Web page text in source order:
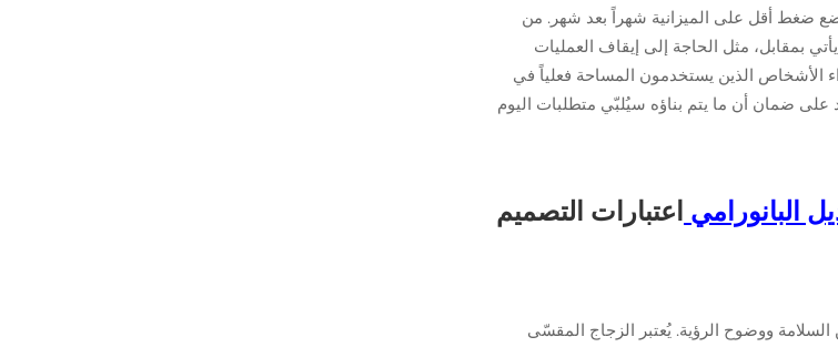
ضغط أقل على الميزانية شهراً بعد شهر. من
بمقابل، مثل الحاجة إلى إيقاف العمليات
الأشخاص الذين يستخدمون المساحة فعلياً في
ضمان أن ما يتم بناؤه سيُلبّي متطلبات اليوم
البانورامي اعتبارات التصميم
ووضوح الرؤية. يُعتبر الزجاج المقسّى